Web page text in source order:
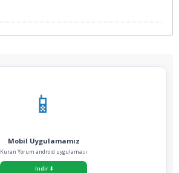
📱
Mobil Uygulamamız
Kuran Yorum android uygulaması
İndir⬇️